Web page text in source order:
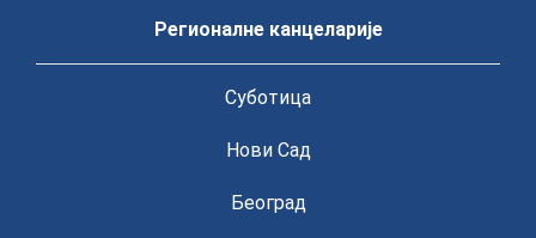
Регионалне канцеларије
Суботица
Нови Сад
Београд